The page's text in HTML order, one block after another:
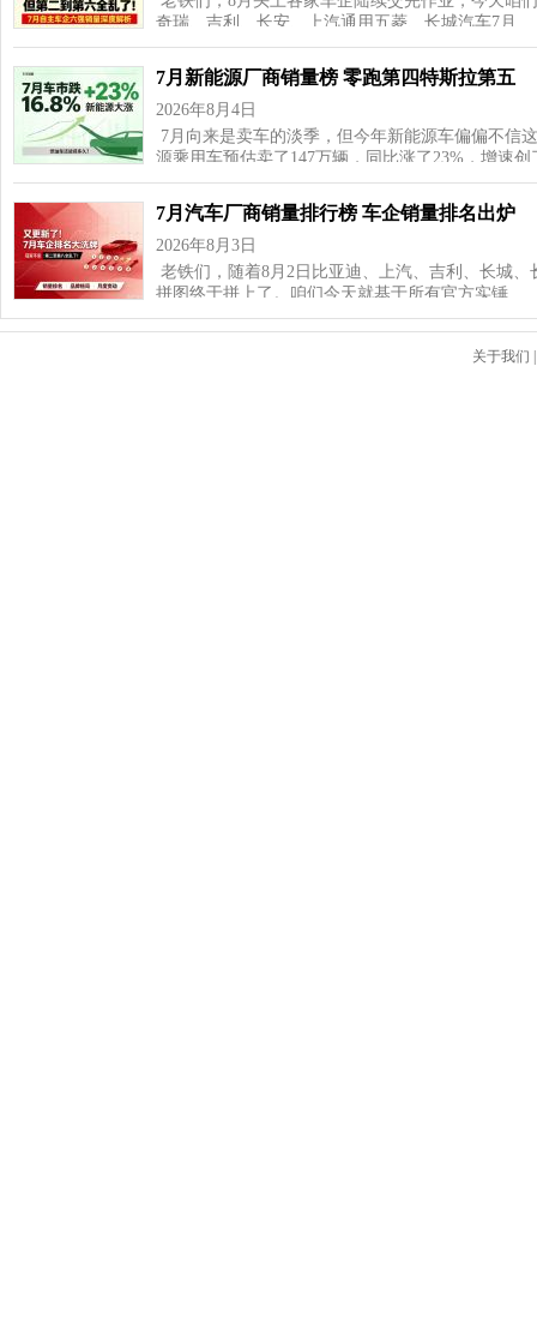
奇瑞、吉利、长安、上汽通用五菱、长城汽车7月…
7月新能源厂商销量榜 零跑第四特斯拉第五
2026年8月4日
7月向来是卖车的淡季，但今年新能源车偏偏不信
源乘用车预估卖了147万辆，同比涨了23%，增速
7月汽车厂商销量排行榜 车企销量排名出炉
2026年8月3日
老铁们，随着8月2日比亚迪、上汽、吉利、长城
拼图终于拼上了。咱们今天就基于所有官方实锤…
关于我们